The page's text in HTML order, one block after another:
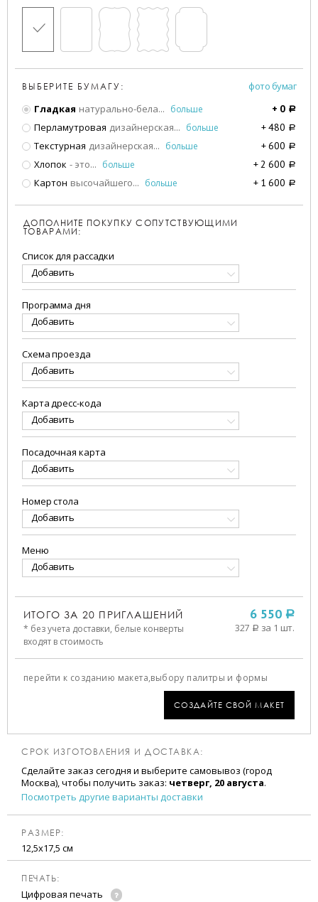
ВЫБЕРИТЕ БУМАГУ:
фото бумаг
Гладкая натурально-бела... больше + 0 a
Перламутровая дизайнерская... больше + 480 a
Текстурная дизайнерская... больше + 600 a
Хлопок - это... больше + 2 600 a
Картон высочайшего... больше + 1 600 a
ДОПОЛНИТЕ ПОКУПКУ СОПУТСТВУЮЩИМИ
ТОВАРАМИ:
Список для рассадки
Добавить
Программа дня
Добавить
Схема проезда
Добавить
Карта дресс-кода
Добавить
Посадочная карта
Добавить
Номер стола
Добавить
Меню
Добавить
ИТОГО ЗА 20 ПРИГЛАШЕНИЙ
* без учета доставки, белые конверты
входят в стоимость
6 550 a
327 a за 1 шт.
перейти к созданию макета,выбору палитры и формы
СОЗДАЙТЕ СВОЙ МАКЕТ
СРОК ИЗГОТОВЛЕНИЯ И ДОСТАВКА:
Сделайте заказ сегодня и выберите самовывоз (город
Москва), чтобы получить заказ: четверг, 20 августа.
Посмотреть другие варианты доставки
РАЗМЕР:
12,5х17,5 см
ПЕЧАТЬ:
Цифровая печать